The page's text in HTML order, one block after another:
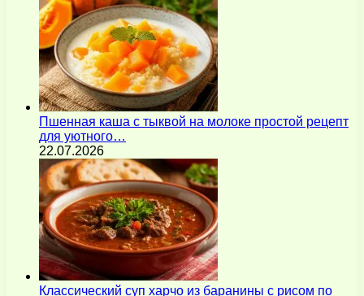
Пшенная каша с тыквой на молоке простой рецепт
для уютного…
22.07.2026
Классический суп харчо из баранины с рисом по